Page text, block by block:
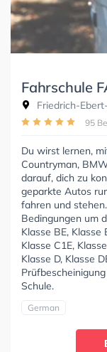
Fahrschule
Friedrich-
95
Du wirst lernen,
Countryman,
darauf, dich zu
geparkte Autos
fahren und
Bedingungen um
Klasse BE, Klasse
Klasse C1E,
Klasse D, Klasse
Schule.
German